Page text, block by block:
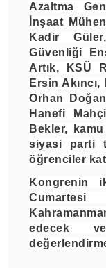
Azaltma
İnşaat
Kadir
Güvenliği
Artık, KSÜ
Ersin
Orhan
Hanefi
Bekler,
siyasi parti
öğrenciler
Kongrenin
edecek